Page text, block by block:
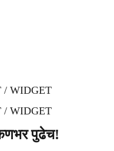
/ WIDGET
/ WIDGET
पुढेच!